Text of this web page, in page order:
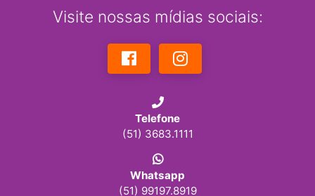
Visite nossas mídias sociais:
Telefone
(51) 3683.1111
Whatsapp
(51) 99197.8919